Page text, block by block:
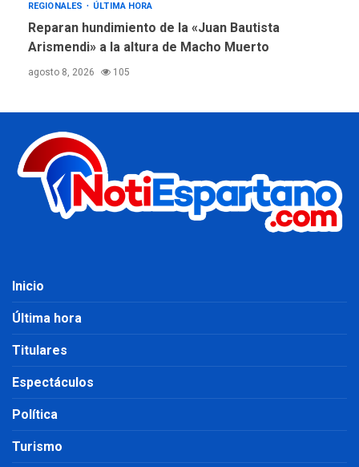
REGIONALES ÚLTIMA HORA
Reparan hundimiento de la «Juan Bautista
Arismendi» a la altura de Macho Muerto
agosto 8, 2026 105
Inicio
Última hora
Titulares
Espectáculos
Política
Turismo